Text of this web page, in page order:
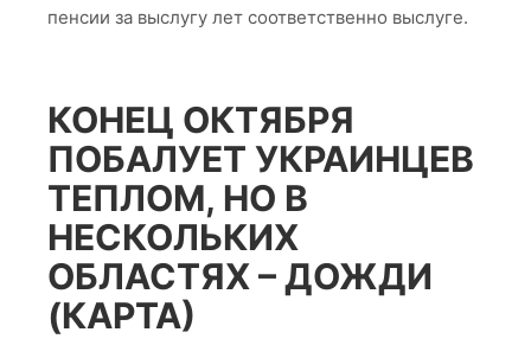
пенсии за выслугу лет соответственно выслуге.
КОНЕЦ ОКТЯБРЯ
ПОБАЛУЕТ УКРАИНЦЕВ
ТЕПЛОМ, НО В
НЕСКОЛЬКИХ
ОБЛАСТЯХ – ДОЖДИ
(КАРТА)